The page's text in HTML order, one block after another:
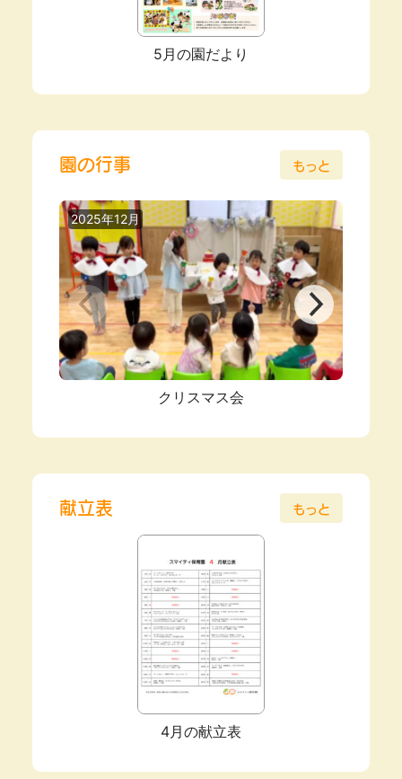
5月の園だより
園の行事 もっと
2025年12月
クリスマス会
献立表 もっと
4月の献立表